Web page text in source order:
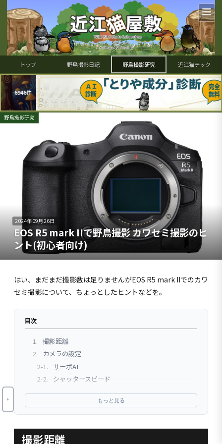
トップ 野鳥撮影日記 野鳥撮影研究 近江猫テック
野鳥撮影研究
2024年09月26日
EOS R5 mark IIで野鳥撮影 カワセミ撮影のヒ
ント(初心者向け)
はい、まだまだ撮影数は足りませんがEOS R5 mark IIでのカワ
セミ撮影について、ちょっとしたヒントなどを。
目次
1. 撮影距離
2.
カメラの設定
2-1.
サーボAF
2-2.
シャッタースピード
2-3. 露出補正
2-5. C-RAW
2-6. AF設定
もっと見る
撮影距離